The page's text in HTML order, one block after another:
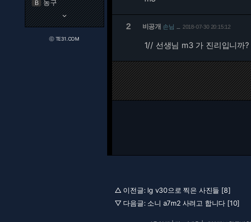
B 농구
keyboard_arrow_down
ⓒ TE31.COM
2 비공개 손님 2018-07-30 20:15:12
1// 선생님 m3 가 진리입니까?
△ 이전글: lg v30으로 찍은 사진들 [8]
▽ 다음글: 소니 a7m2 사려고 합니다 [10]